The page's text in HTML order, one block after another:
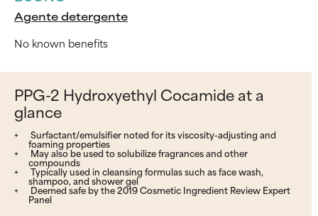
Agente detergente
No known benefits
PPG-2 Hydroxyethyl Cocamide at a
glance
Surfactant/emulsifier noted for its viscosity-adjusting and
foaming properties
May also be used to solubilize fragrances and other
compounds
Typically used in cleansing formulas such as face wash,
shampoo, and shower gel
Deemed safe by the 2019 Cosmetic Ingredient Review Expert
Panel